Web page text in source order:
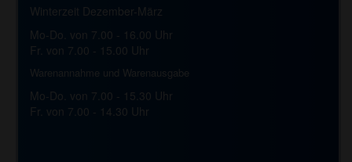
Winterzeit Dezember-März
Mo-Do. von 7.00 - 16.00 Uhr
Fr. von 7.00 - 15.00 Uhr
Warenannahme und Warenausgabe
Mo-Do. von 7.00 - 15.30 Uhr
Fr. von 7.00 - 14.30 Uhr